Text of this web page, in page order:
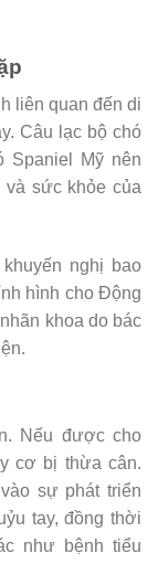
liên quan đến di
Câu lạc bộ chó
Spaniel Mỹ nên
và sức khỏe của
nghị bao
hình cho Động
khoa do bác
Nếu được cho
cơ bị thừa cân.
sự phát triển
tay, đồng thời
như bệnh tiểu